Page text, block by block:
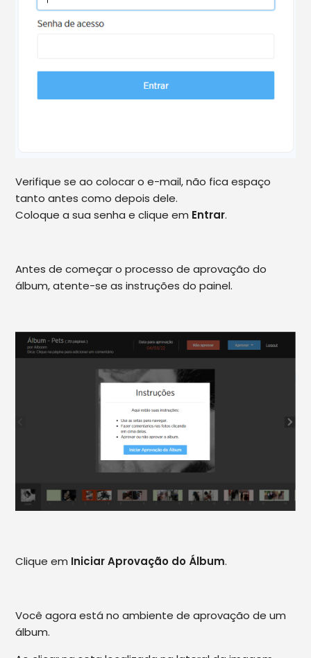
Verifique se ao colocar o e-mail, não fica espaço
tanto antes como depois dele.
Coloque a sua senha e clique em Entrar.
Antes de começar o processo de aprovação do
álbum, atente-se as instruções do painel.
Clique em Iniciar Aprovação do Álbum.
Você agora está no ambiente de aprovação de um
álbum.